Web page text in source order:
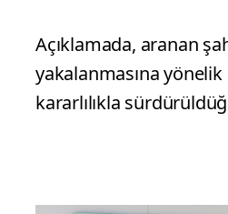
Açıklamada, aranan
yakalanmasına yönelik
kararlılıkla